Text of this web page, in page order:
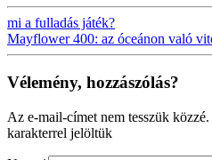
mi a fulladás játék?
Mayflower 400: az óceánon való
Vélemény, hozzászólás?
Az e-mail-címet nem tesszük közzé.
karakterrel jelöltük